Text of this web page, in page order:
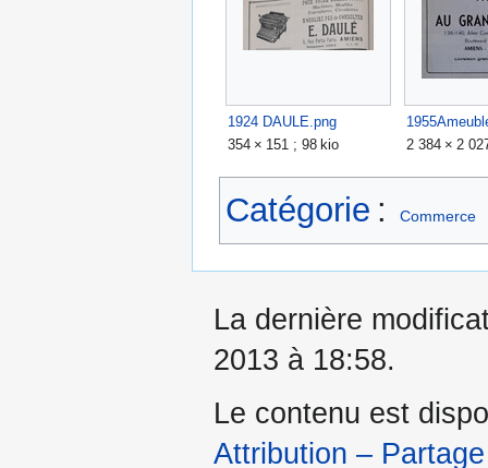
1924 DAULE.png
354 × 151 ; 98 kio
2 384 × 2
Catégorie : Commerce
La dernière
2013 à 18:58.
Le contenu est
Attribution –